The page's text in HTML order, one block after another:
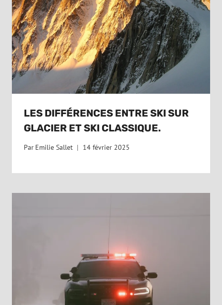
LES DIFFÉRENCES ENTRE SKI SUR
GLACIER ET SKI CLASSIQUE.
Par Emilie Sallet 14 février 2025